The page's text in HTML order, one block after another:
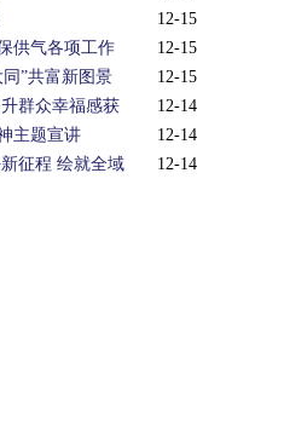
12-15
12-15
供气各项工作
12-15
”共富新图景
12-14
群众幸福感获
12-14
主题宣讲
12-14
征程 绘就全域